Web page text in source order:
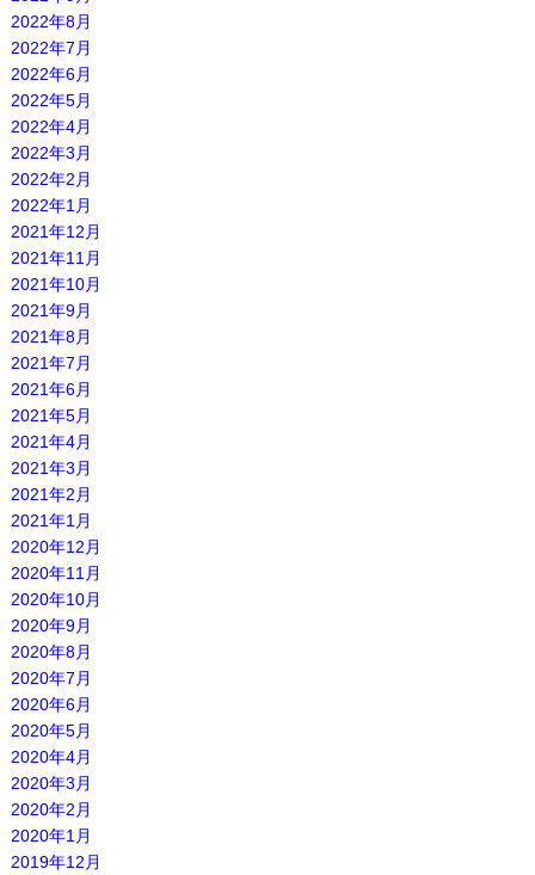
2022年8月
2022年7月
2022年6月
2022年5月
2022年4月
2022年3月
2022年2月
2022年1月
2021年12月
2021年11月
2021年10月
2021年9月
2021年8月
2021年7月
2021年6月
2021年5月
2021年4月
2021年3月
2021年2月
2021年1月
2020年12月
2020年11月
2020年10月
2020年9月
2020年8月
2020年7月
2020年6月
2020年5月
2020年4月
2020年3月
2020年2月
2020年1月
2019年12月